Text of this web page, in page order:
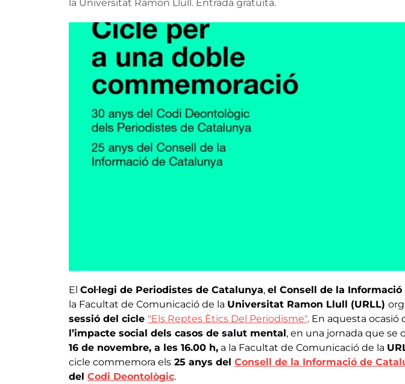
la Universitat Ramon Llull. Entrada gratuïta.
El Col·legi de Periodistes de Catalunya, el Consell de la
la Facultat de Comunicació de la Universitat Ramon Llull (URLL)
sessió del cicle "Els Reptes Ètics Del Periodisme". En aquesta
l’impacte social dels casos de salut mental, en una jornada que se
16 de novembre, a les 16.00 h, a la Facultat de Comunicació de la
cicle commemora els 25 anys del Consell de la Informació de
del Codi Deontològic.